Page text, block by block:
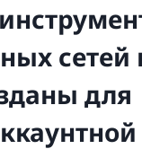
сетей
для